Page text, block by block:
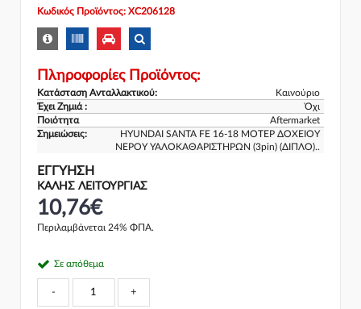
Κωδικός Προϊόντος: XC206128
Πληροφορίες Προϊόντος:
Κατάσταση Ανταλλακτικού:
Καινούριο
Έχει Ζημιά :
Όχι
Ποιότητα
Aftermarket
Σημειώσεις:
HYUNDAI SANTA FE 16-18 ΜΟΤΕΡ ΔΟΧΕΙΟΥ
ΝΕΡΟΥ ΥΑΛΟΚΑΘΑΡΙΣΤΗΡΩΝ (3pin) (ΔΙΠΛΟ)..
ΕΓΓΎΗΣΗ
ΚΑΛΗΣ ΛΕΙΤΟΥΡΓΙΑΣ
10,76€
Περιλαμβάνεται 24% ΦΠΑ.
Σε απόθεμα
- +